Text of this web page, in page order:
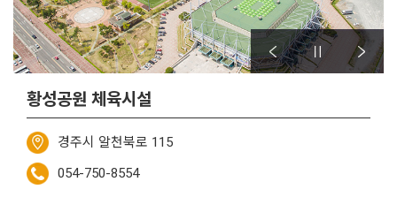
황성공원 체육시설
경주시 알천북로 115
054-750-8554